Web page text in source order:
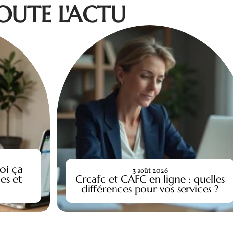
L'ACTU
ça
et Crcafc et CAFC en ligne : quelles
différences pour vos services ?
3 août 2026